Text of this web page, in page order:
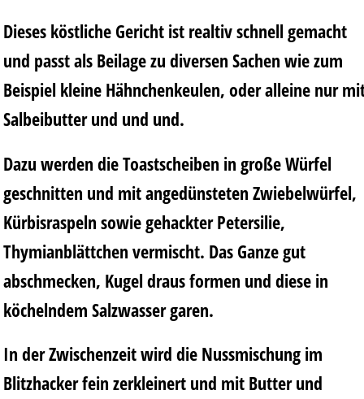
Dieses köstliche Gericht ist realtiv schnell gemacht
und passt als Beilage zu diversen Sachen wie zum
Beispiel kleine Hähnchenkeulen, oder alleine nur
Salbeibutter und und und.
Dazu werden die Toastscheiben in große Würfel
geschnitten und mit angedünsteten Zwiebelwürfel,
Kürbisraspeln sowie gehackter Petersilie,
Thymianblättchen vermischt. Das Ganze gut
abschmecken, Kugel draus formen und diese in
köchelndem Salzwasser garen.
In der Zwischenzeit wird die Nussmischung im
Blitzhacker fein zerkleinert und mit Butter und